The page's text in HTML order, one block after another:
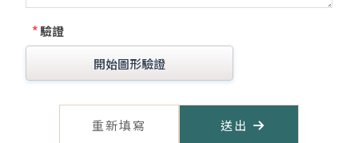
*驗證
開始圖形驗證